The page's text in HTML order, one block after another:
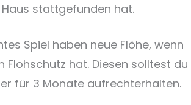
stattgefunden hat.
Spiel haben neue Flöhe, wenn
Flohschutz hat. Diesen solltest du
für 3 Monate aufrechterhalten.